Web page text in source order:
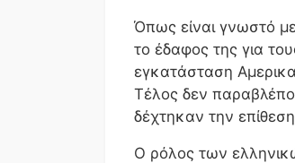
Όπως είναι γνωστό
το έδαφος της για
εγκατάσταση
Τέλος δεν
δέχτηκαν την
Ο ρόλος των